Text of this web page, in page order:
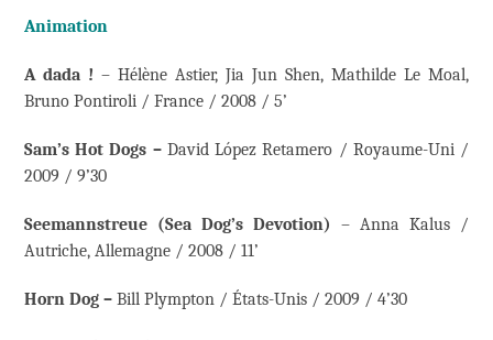
Animation
A dada ! – Hélène Astier, Jia Jun Shen, Mathilde Le Moal,
Bruno Pontiroli / France / 2008 / 5’
Sam’s Hot Dogs –David López Retamero / Royaume-Uni /
2009 / 9’30
Seemannstreue (Sea Dog’s Devotion)
– Anna Kalus /
Autriche, Allemagne / 2008 / 11’
Horn Dog – Bill Plympton / États-Unis / 2009 / 4’30